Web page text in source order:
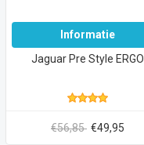
Informatie
Jaguar Pre Style ERGO
€56,85 €49,95